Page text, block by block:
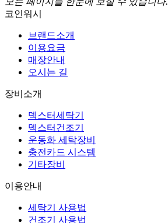
코인워시
브랜드소개
이용요금
매장안내
오시는 길
장비소개
덱스터세탁기
덱스터건조기
운동화 세탁장비
충전카드 시스템
기타장비
이용안내
세탁기 사용법
건조기 사용법